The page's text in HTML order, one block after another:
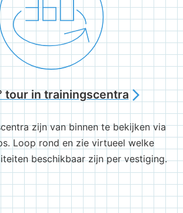
tour in trainingscentra arrow_forward_ios
zijn van binnen te bekijken via
Loop rond en zie virtueel welke
beschikbaar zijn per vestiging.